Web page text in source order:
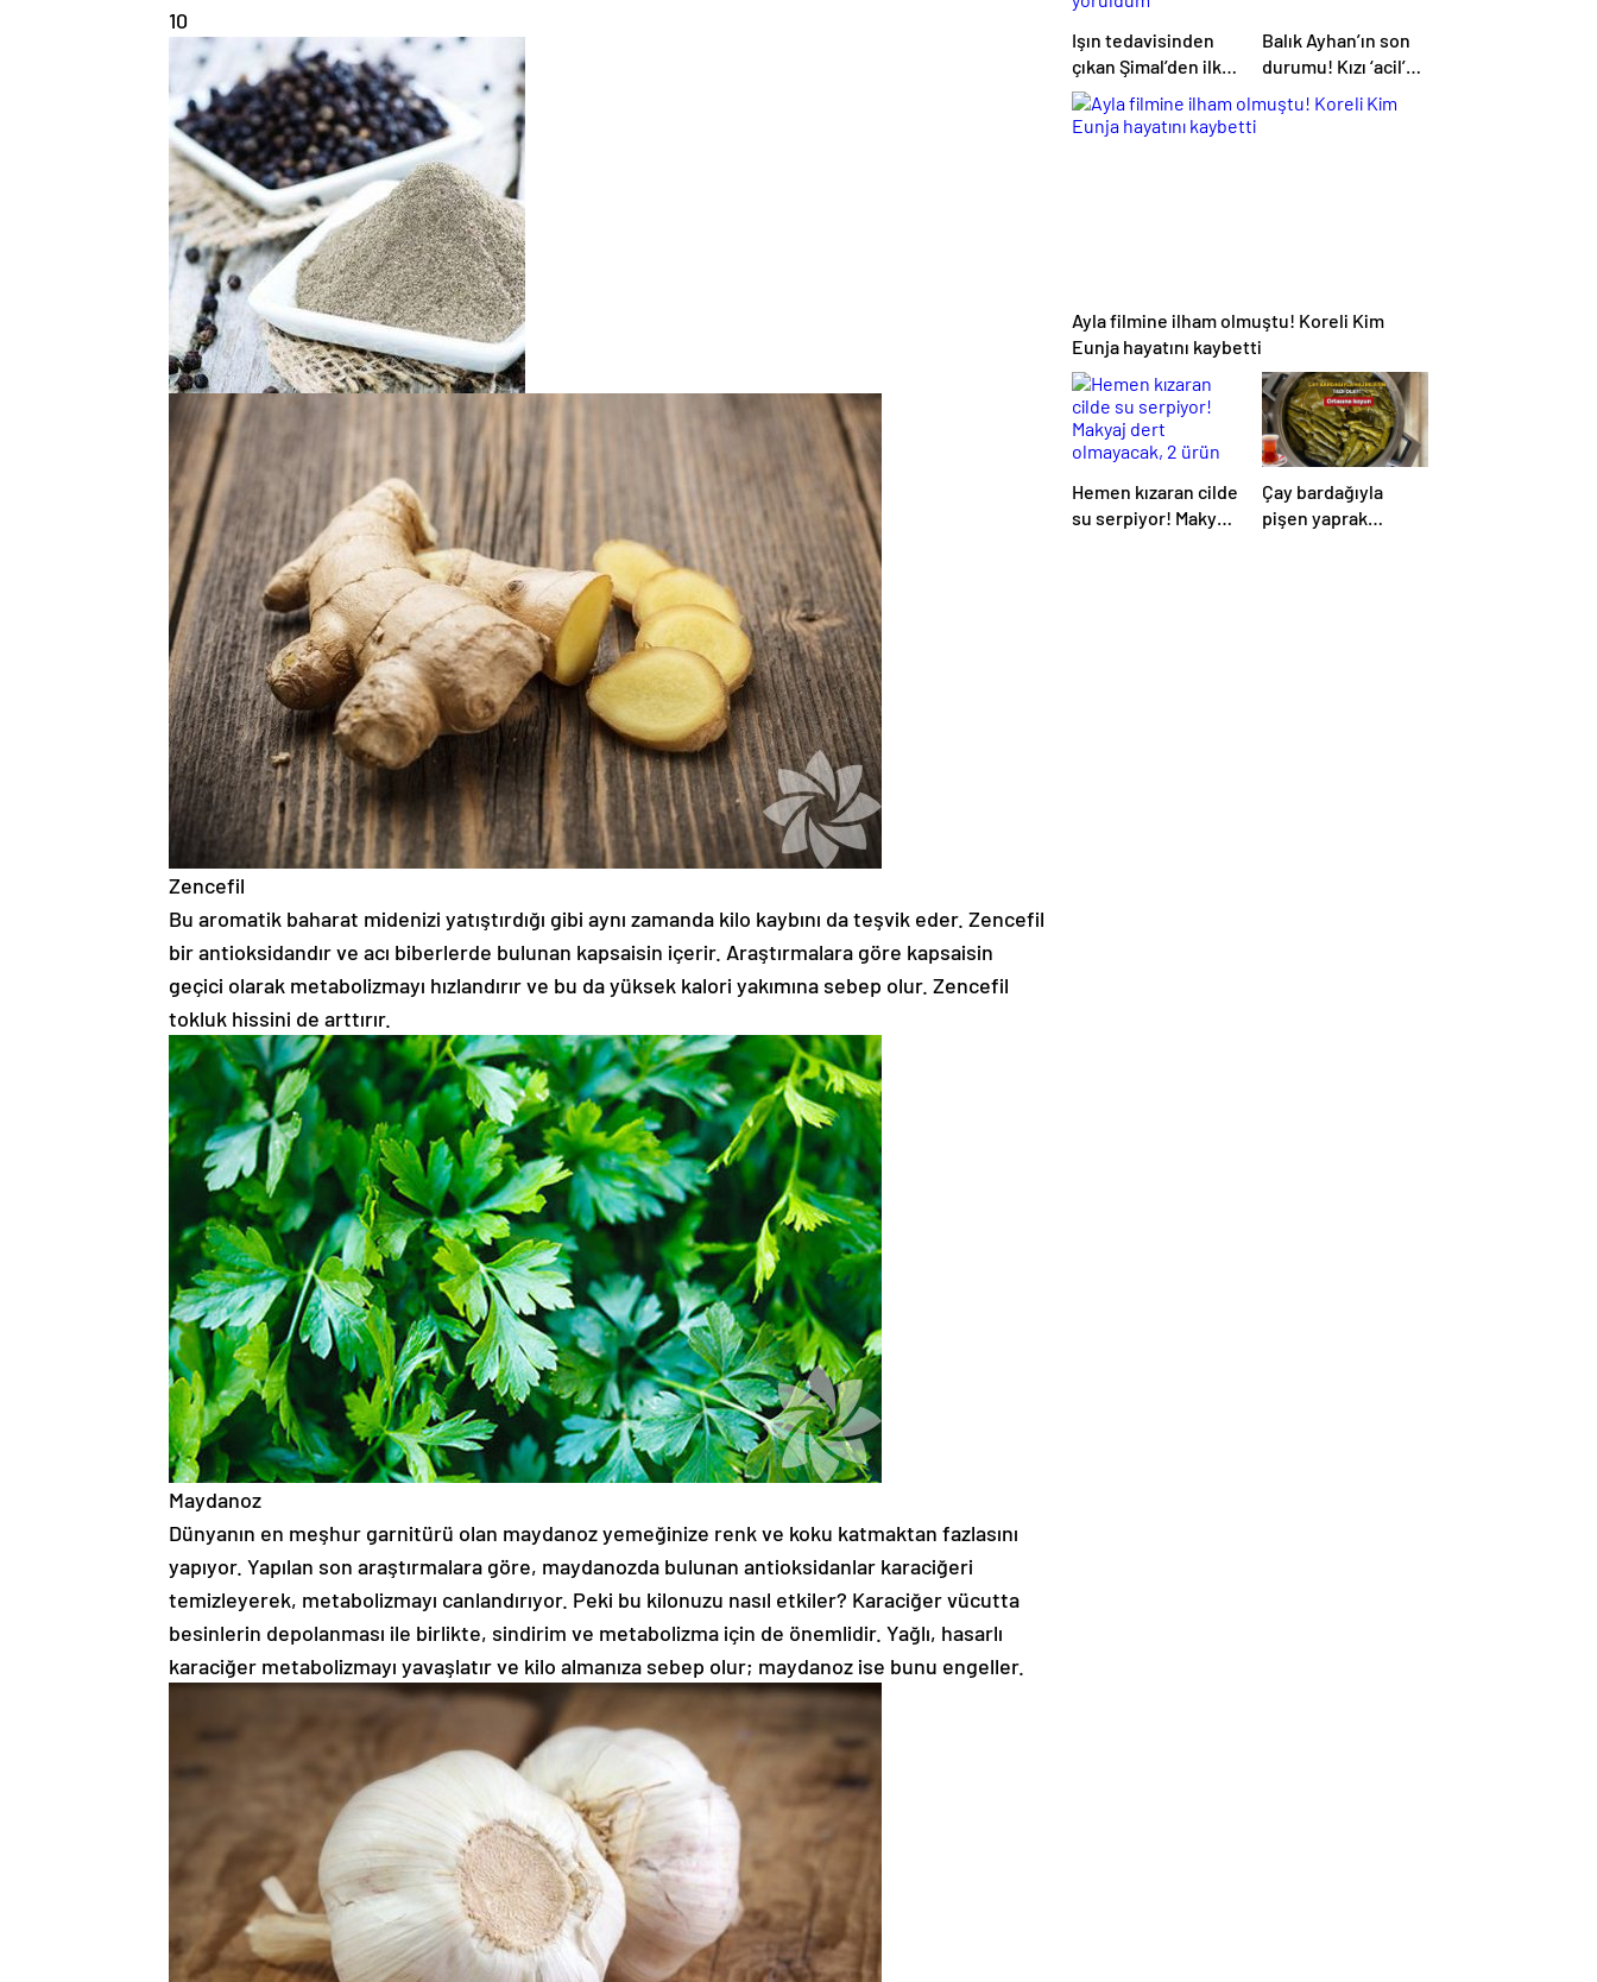
10
Zencefil
Bu aromatik baharat midenizi yatıştırdığı gibi aynı zamanda kilo kaybını da teşvik eder. Zencefil
bir antioksidandır ve acı biberlerde bulunan kapsaisin içerir. Araştırmalara göre kapsaisin
geçici olarak metabolizmayı hızlandırır ve bu da yüksek kalori yakımına sebep olur. Zencefil
tokluk hissini de arttırır.
Maydanoz
Dünyanın en meşhur garnitürü olan maydanoz yemeğinize renk ve koku katmaktan fazlasını
yapıyor. Yapılan son araştırmalara göre, maydanozda bulunan antioksidanlar karaciğeri
temizleyerek, metabolizmayı canlandırıyor. Peki bu kilonuzu nasıl etkiler? Karaciğer vücutta
besinlerin depolanması ile birlikte, sindirim ve metabolizma için de önemlidir. Yağlı, hasarlı
karaciğer metabolizmayı yavaşlatır ve kilo almanıza sebep olur; maydanoz ise bunu engeller.
Işın tedavisinden
çıkan Şimal’den ilk
açıklama! ‘Ben çok
yoruldum’
Balık Ayhan’ın son
durumu! Kızı ‘acil’
diyerek paylaştı
Ayla filmine ilham olmuştu! Koreli Kim
Eunja hayatını kaybetti
Hemen kızaran cilde
su serpiyor! Makyaj
Çay bardağıyla
pişen yaprak